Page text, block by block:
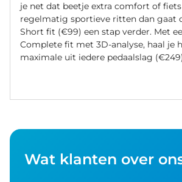
je net dat beetje extra comfort of
regelmatig sportieve ritten dan gaat
Short fit (€99) een stap verder. Met
Complete fit met 3D-analyse, haal je
maximale uit iedere pedaalslag
Wat klanten over